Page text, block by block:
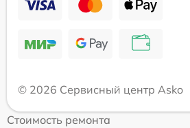
© 2026 Сервисный центр Asko
Стоимость ремонта